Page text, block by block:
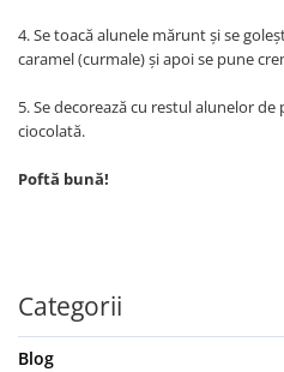
4. Se toacă alunele mărunt și se
caramel (curmale) și apoi se pune
5. Se decorează cu restul alunelor
ciocolată.
Poftă bună!
Categorii
Blog